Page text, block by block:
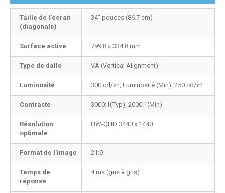
Taille de l'écran
(diagonale)
34" pouces (86.7 cm)
Surface active 799.8 x 334.8 mm
Type de dalle VA (Vertical Alignment)
Luminosité 300 cd/㎡, Luminosité (Min): 250 cd/㎡
Contraste 3000:1(Typ), 2000:1(Min)
Résolution
optimale
UW-QHD 3440 x 1440
Format de l'image 21:9
Temps de
réponse
4 ms (gris à gris)